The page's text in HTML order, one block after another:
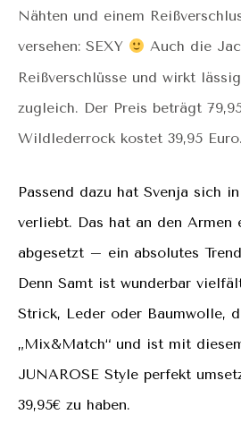
Nähten und einem
versehen: SEXY
Auch die
Reißverschlüsse und wirkt
zugleich. Der Preis beträgt
Wildlederrock kostet 39,95 Euro.
Passend dazu hat Svenja sich
verliebt. Das hat an den Armen
abgesetzt – ein absolutes
Denn Samt ist wunderbar
Strick, Leder oder Baumwolle,
„Mix&Match“ und ist mit
JUNAROSE Style perfekt
39,95€ zu haben.